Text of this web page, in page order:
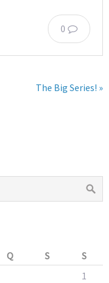
0
The Big Series! »
Q S
S
1